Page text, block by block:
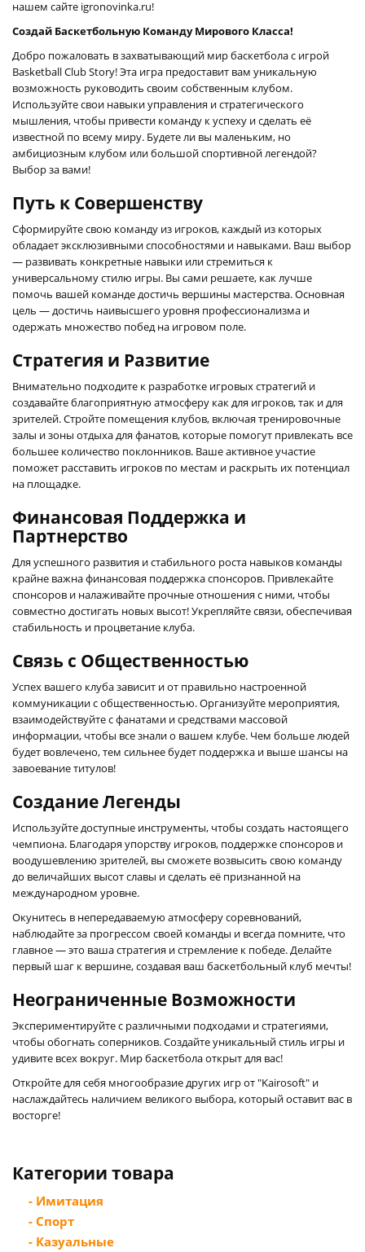
нашем сайте igronovinka.ru!
Создай Баскетбольную Команду Мирового Класса!
Добро пожаловать в захватывающий мир баскетбола с игрой
Basketball Club Story! Эта игра предоставит вам уникальную
возможность руководить своим собственным клубом.
Используйте свои навыки управления и стратегического
мышления, чтобы привести команду к успеху и сделать её
известной по всему миру. Будете ли вы маленьким, но
амбициозным клубом или большой спортивной легендой?
Выбор за вами!
Путь к Совершенству
Сформируйте свою команду из игроков, каждый из которых
обладает эксклюзивными способностями и навыками. Ваш выбор
— развивать конкретные навыки или стремиться к
универсальному стилю игры. Вы сами решаете, как лучше
помочь вашей команде достичь вершины мастерства. Основная
цель — достичь наивысшего уровня профессионализма и
одержать множество побед на игровом поле.
Стратегия и Развитие
Внимательно подходите к разработке игровых стратегий и
создавайте благоприятную атмосферу как для игроков, так и для
зрителей. Стройте помещения клубов, включая тренировочные
залы и зоны отдыха для фанатов, которые помогут привлекать все
большее количество поклонников. Ваше активное участие
поможет расставить игроков по местам и раскрыть их потенциал
на площадке.
Финансовая Поддержка и
Партнерство
Для успешного развития и стабильного роста навыков команды
крайне важна финансовая поддержка спонсоров. Привлекайте
спонсоров и налаживайте прочные отношения с ними, чтобы
совместно достигать новых высот! Укрепляйте связи, обеспечивая
стабильность и процветание клуба.
Связь с Общественностью
Успех вашего клуба зависит и от правильно настроенной
коммуникации с общественностью. Организуйте мероприятия,
взаимодействуйте с фанатами и средствами массовой
информации, чтобы все знали о вашем клубе. Чем больше людей
будет вовлечено, тем сильнее будет поддержка и выше шансы на
завоевание титулов!
Создание Легенды
Используйте доступные инструменты, чтобы создать настоящего
чемпиона. Благодаря упорству игроков, поддержке спонсоров и
воодушевлению зрителей, вы сможете возвысить свою команду
до величайших высот славы и сделать её признанной на
международном уровне.
Окунитесь в непередаваемую атмосферу соревнований,
наблюдайте за прогрессом своей команды и всегда помните, что
главное — это ваша стратегия и стремление к победе. Делайте
первый шаг к вершине, создавая ваш баскетбольный клуб мечты!
Неограниченные Возможности
Экспериментируйте с различными подходами и стратегиями,
чтобы обогнать соперников. Создайте уникальный стиль игры и
удивите всех вокруг. Мир баскетбола открыт для вас!
Откройте для себя многообразие других игр от "Kairosoft" и
наслаждайтесь наличием великого выбора, который оставит вас в
восторге!
Категории товара
- Имитация
- Спорт
- Казуальные